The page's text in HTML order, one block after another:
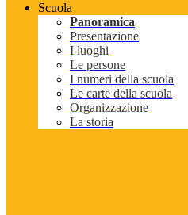
Scuola
Panoramica
Presentazione
I luoghi
Le persone
I numeri della scuola
Le carte della scuola
Organizzazione
La storia